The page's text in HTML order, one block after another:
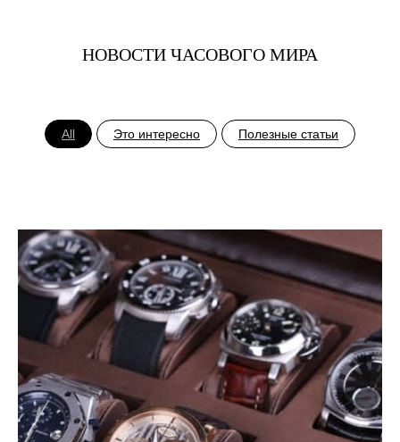
НОВОСТИ ЧАСОВОГО МИРА
All Это интересно Полезные статьи